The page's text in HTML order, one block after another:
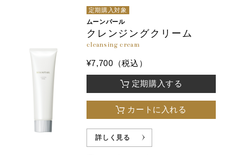
定期購入対象
ムーンパール
クレンジングクリーム
cleansing cream
¥7,700（税込）
定期購入する
カートに入れる
詳しく見る